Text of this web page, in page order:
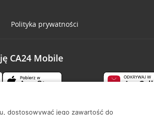
Polityka prywatności
CA24 Mobile
dostosowywać jego zawartość do